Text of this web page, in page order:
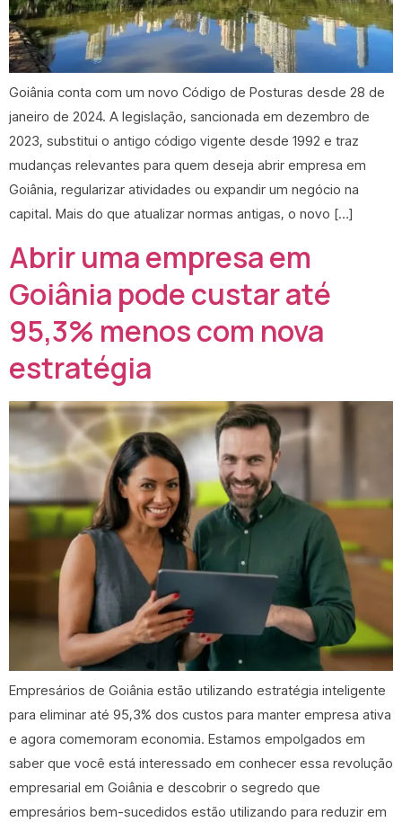
Goiânia conta com um novo Código de Posturas desde 28 de
janeiro de 2024. A legislação, sancionada em dezembro de
2023, substitui o antigo código vigente desde 1992 e traz
mudanças relevantes para quem deseja abrir empresa em
Goiânia, regularizar atividades ou expandir um negócio na
capital. Mais do que atualizar normas antigas, o novo […]
Abrir uma empresa em
Goiânia pode custar até
95,3% menos com nova
estratégia
Empresários de Goiânia estão utilizando estratégia inteligente
para eliminar até 95,3% dos custos para manter empresa ativa
e agora comemoram economia. Estamos empolgados em
saber que você está interessado em conhecer essa revolução
empresarial em Goiânia e descobrir o segredo que
empresários bem-sucedidos estão utilizando para reduzir em